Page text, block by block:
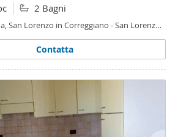
2 Bagni
San Lorenzo in Correggiano - San Lorenzo
Contatta